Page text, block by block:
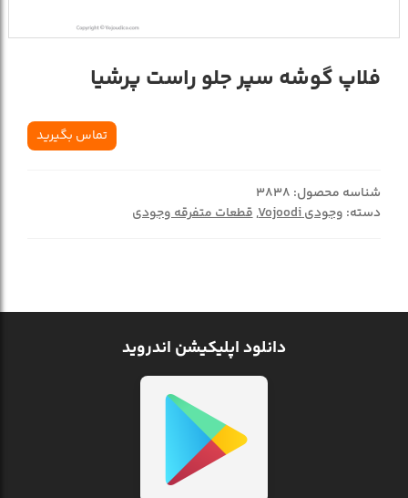
فلاپ گوشه سپر جلو راست پرشیا
تماس بگیرید
شناسه محصول: 3838
دسته: وجودی Vojoodi ,قطعات متفرقه وجودی
دانلود اپلیکیشن اندروید